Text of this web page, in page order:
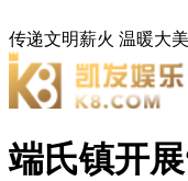
传递文明薪火 温暖大
端氏镇开